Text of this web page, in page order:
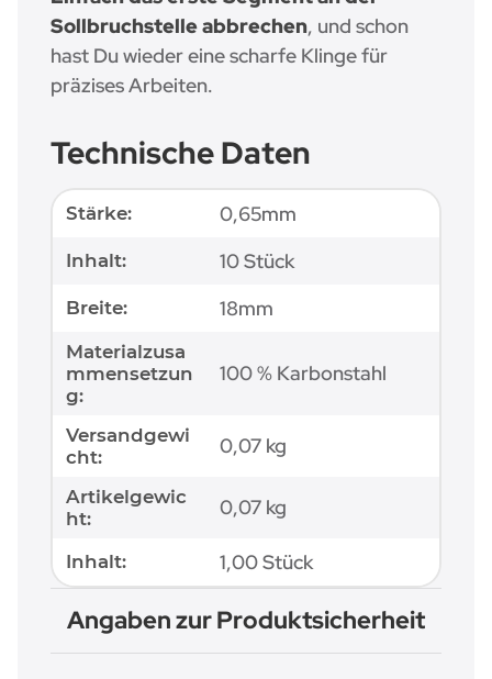
Sollbruchstelle abbrechen, und schon
hast Du wieder eine scharfe Klinge für
präzises Arbeiten.
Technische Daten
Produkteigenschaft
Wert
Stärke: 0,65mm
Inhalt: 10 Stück
Breite: 18mm
Materialzusa
mmensetzun
g:
100 % Karbonstahl
Versandgewi
cht:
0,07 kg
Artikelgewic
ht:
0,07 kg
Inhalt: 1,00 Stück
Angaben zur Produktsicherheit